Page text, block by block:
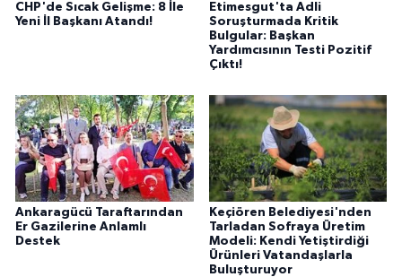
CHP'de Sıcak Gelişme: 8 İle
Yeni İl Başkanı Atandı!
Etimesgut'ta Adli
Soruşturmada Kritik
Bulgular: Başkan
Yardımcısının Testi Pozitif
Çıktı!
Ankaragücü Taraftarından
Er Gazilerine Anlamlı
Destek
Keçiören Belediyesi'nden
Tarladan Sofraya Üretim
Modeli: Kendi Yetiştirdiği
Ürünleri Vatandaşlarla
Buluşturuyor